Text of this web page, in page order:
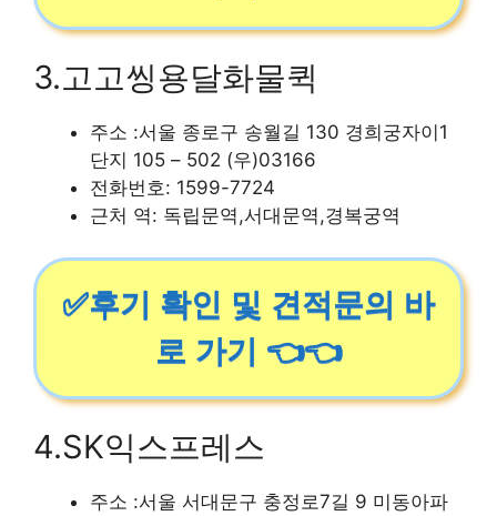
3.고고씽용달화물퀵
주소 :서울 종로구 송월길 130 경희궁자이1
단지 105 – 502 (우)03166
전화번호: 1599-7724
근처 역: 독립문역,서대문역,경복궁역
✅후기 확인 및 견적문의 바
로 가기 👈👈
4.SK익스프레스
주소 :서울 서대문구 충정로7길 9 미동아파